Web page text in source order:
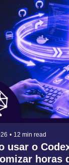
• 12 min read
usar o
horas